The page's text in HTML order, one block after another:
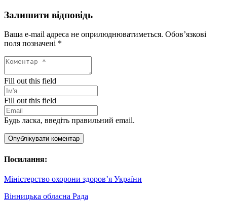
Залишити відповідь
Ваша e-mail адреса не оприлюднюватиметься. Обов’язкові
поля позначені *
Fill out this field
Fill out this field
Будь ласка, введіть правильний email.
Опублікувати коментар
Посилання:
Міністерство охорони здоров’я України
Вінницька обласна Рада